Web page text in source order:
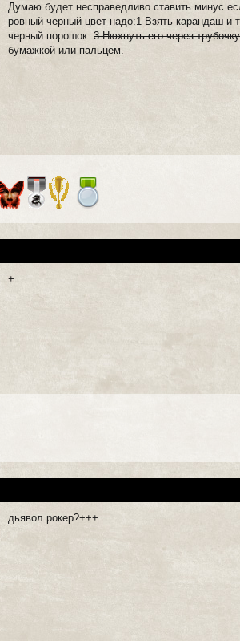
Думаю будет несправедливо ставить минус
ровный черный цвет надо:1 Взять карандаш и
черный порошок.3 Нюхнуть его через
бумажкой или пальцем.
+
дьявол рокер?+++